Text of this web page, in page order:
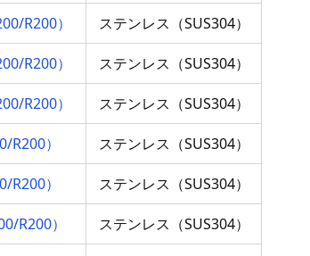
R200） ステンレス（SUS304）
R200） ステンレス（SUS304）
R200） ステンレス（SUS304）
R200） ステンレス（SUS304）
R200） ステンレス（SUS304）
R200） ステンレス（SUS304）